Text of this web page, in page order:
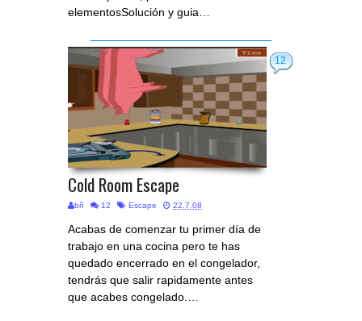
elementosSolución y guia…
12
Cold Room Escape
bñ 12 Escape 22.7.08
Acabas de comenzar tu primer día de
trabajo en una cocina pero te has
quedado encerrado en el congelador,
tendrás que salir rapidamente antes
que acabes congelado.…